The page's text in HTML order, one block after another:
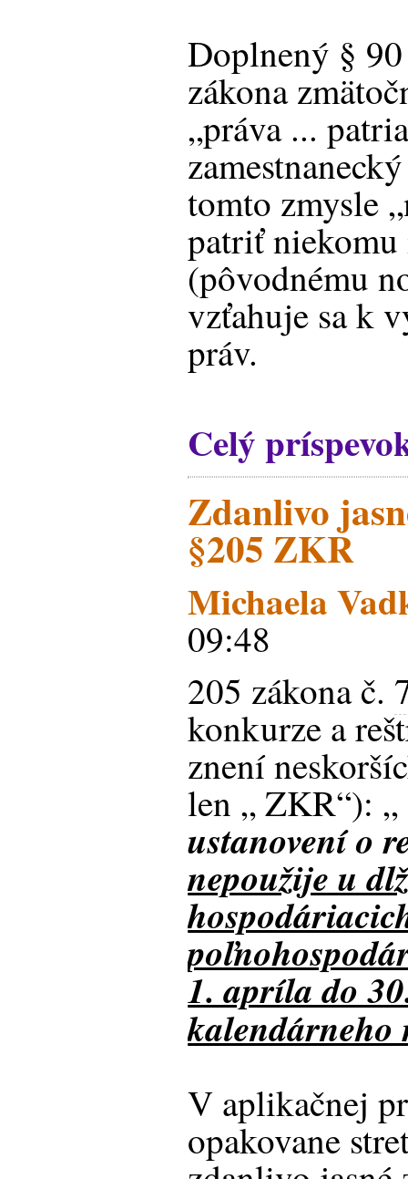
Doplnený §
zákona
„práva ...
tomto zmysle
patriť
(pôvodnému
vzťahuje sa k
práv.
Celý
Zdanlivo
§205 ZKR
Michaela
09:48
205 zákona č.
konkurze a
znení
len „ ZKR“): „
ustanovení o
nepoužije u
1. apríla do
kalendárneho
V aplikačnej
opakovane